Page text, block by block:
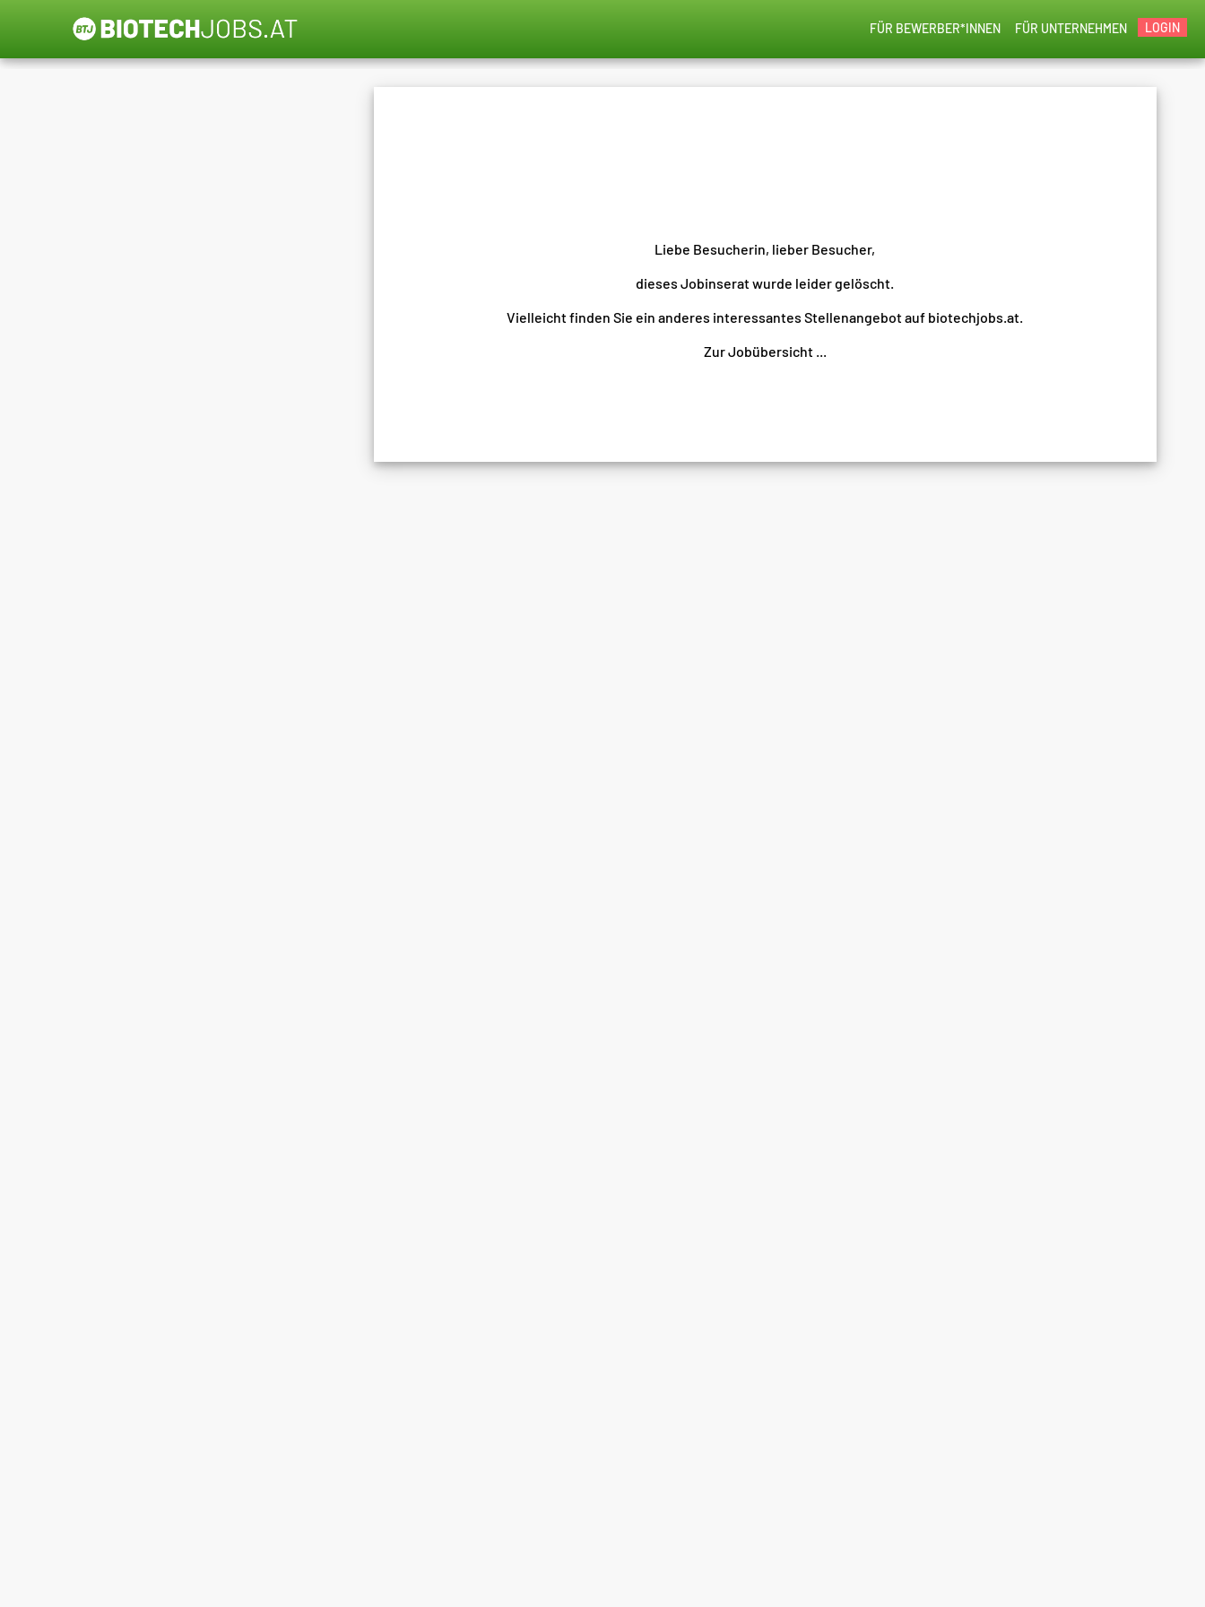
LOGIN
FÜR UNTERNEHMEN
FÜR BEWERBER*INNEN
Liebe Besucherin, lieber Besucher,
dieses Jobinserat wurde leider gelöscht.
Vielleicht finden Sie ein anderes interessantes Stellenangebot auf biotechjobs.at.
Zur Jobübersicht ...